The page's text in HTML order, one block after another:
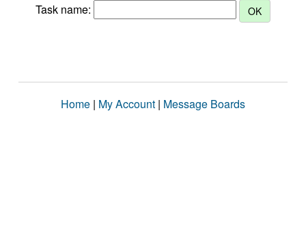
Task name:
Home | My Account | Message Boards